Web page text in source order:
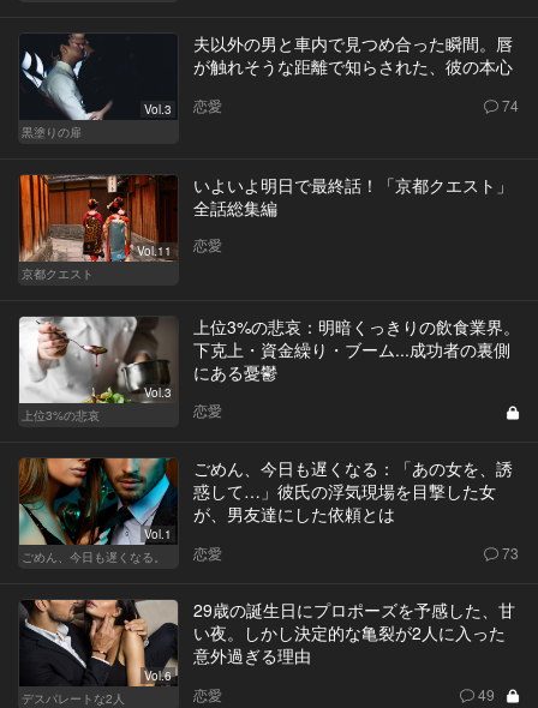
Vol.3
黒塗りの扉
夫以外の男と車内で見つめ合った瞬間。唇
が触れそうな距離で知らされた、彼の本心
恋愛 74
Vol.11
京都クエスト
いよいよ明日で最終話！「京都クエスト」
全話総集編
恋愛
Vol.3
上位3%の悲哀
上位3%の悲哀：明暗くっきりの飲食業界。
下克上・資金繰り・ブーム...成功者の裏側
にある憂鬱
恋愛
Vol.1
ごめん、今日も遅くなる。
ごめん、今日も遅くなる：「あの女を、誘
惑して…」彼氏の浮気現場を目撃した女
が、男友達にした依頼とは
恋愛 73
Vol.6
デスパレートな2人
29歳の誕生日にプロポーズを予感した、甘
い夜。しかし決定的な亀裂が2人に入った
意外過ぎる理由
恋愛 49